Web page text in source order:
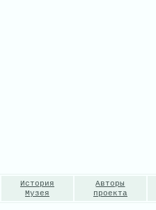
История
Музея
Авторы
проекта